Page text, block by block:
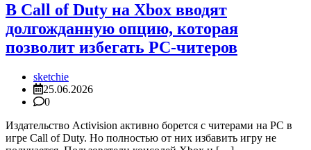
В Call of Duty на Xbox вводят
долгожданную опцию, которая
позволит избегать PC-читеров
sketchie
25.06.2026
0
Издательство Activision активно борется с читерами на PC в
игре Call of Duty. Но полностью от них избавить игру не